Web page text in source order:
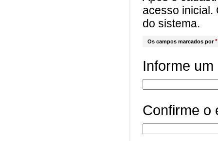
acesso inicial.
do sistema.
Os campos marcados por*
Informe
Confirme o